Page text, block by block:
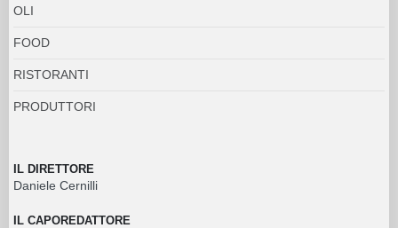
OLI
FOOD
RISTORANTI
PRODUTTORI
IL DIRETTORE
Daniele Cernilli
IL CAPOREDATTORE